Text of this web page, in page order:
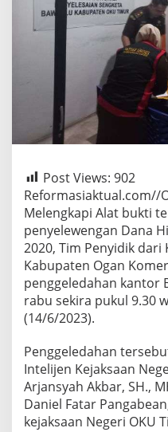
Post Views: 902
Reformasiaktual.com//
Melengkapi Alat bukti
penyelewengan Dana
2020, Tim Penyidik dari
Kabupaten Ogan
penggeledahan kantor
rabu sekira pukul 9.30
(14/6/2023).
Penggeledahan
Intelijen Kejaksaan
Arjansyah Akbar, SH.,
Daniel Fatar
kejaksaan Negeri OKU